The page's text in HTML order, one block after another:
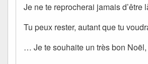
Je ne te reprocherai jamais d’être
Tu peux rester, autant que tu
… Je te souhaite un très bon